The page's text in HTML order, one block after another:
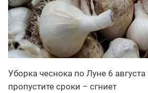
Уборка чеснока по Луне 6 августа
пропустите сроки – сгниет